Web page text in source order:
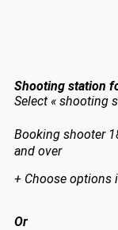
Shooting station
Select « shooting
Booking shooter
and over
+ Choose options
Or